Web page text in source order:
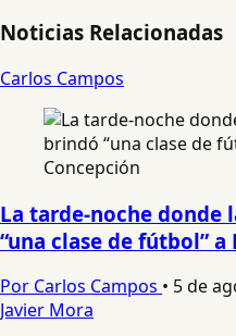
Noticias Relacionadas
Carlos Campos
La tarde-noche donde
“una clase de fútbol”
Por Carlos Campos • 5 de
Javier Mora